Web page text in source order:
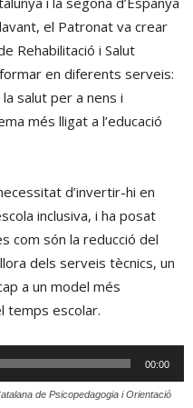
el Patronat va crear
Rehabilitació i Salut
en diferents serveis:
salut per a nens i
més lligat a l’educació
d’invertir-hi en
inclusiva, i ha posat
com són la reducció del
dels serveis tècnics, un
a un model més
temps escolar.
00:00
de Psicopedagogia i Orientació